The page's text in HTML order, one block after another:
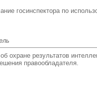
госинспектора по
результатов
правообладателя.